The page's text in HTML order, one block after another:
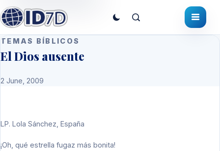
TEMAS BÍBLICOS
El Dios ausente
2 June, 2009
LP. Lola Sánchez, España
¡Oh, qué estrella fugaz más bonita!